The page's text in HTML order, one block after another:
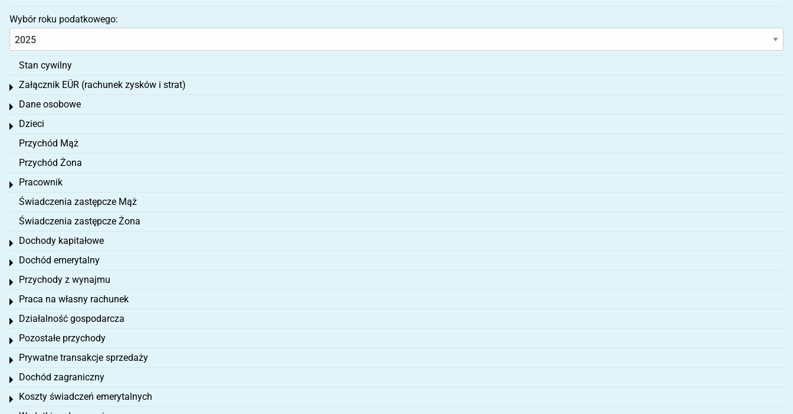
Wybór roku podatkowego:
Stan cywilny
Załącznik EÜR (rachunek zysków i strat)
Toggle menu
Dane osobowe
Toggle menu
Dzieci
Toggle menu
Przychód Mąż
Przychód Żona
Pracownik
Toggle menu
Świadczenia zastępcze Mąż
Świadczenia zastępcze Żona
Dochody kapitałowe
Toggle menu
Dochód emerytalny
Toggle menu
Przychody z wynajmu
Toggle menu
Praca na własny rachunek
Toggle menu
Działalność gospodarcza
Toggle menu
Pozostałe przychody
Toggle menu
Prywatne transakcje sprzedaży
Toggle menu
Dochód zagraniczny
Toggle menu
Koszty świadczeń emerytalnych
Toggle menu